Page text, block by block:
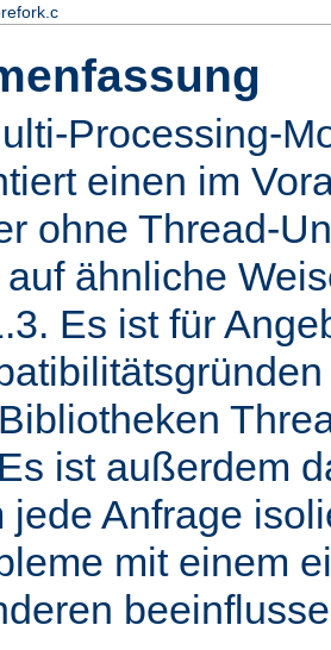
Processing-
einen im
ohne Thread-
ähnliche
Es ist für
ist außerdem
jede Anfrage
mit einem